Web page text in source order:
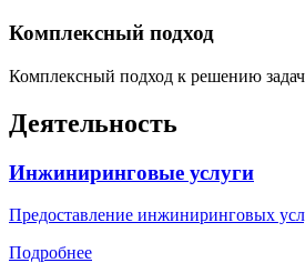
Комплексный подход
Комплексный подход к решению
Деятельность
Инжиниринговые услуги
Предоставление инжиниринговых
Подробнее